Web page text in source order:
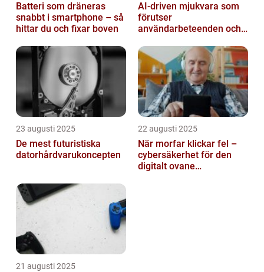
Batteri som dräneras
snabbt i smartphone – så
hittar du och fixar boven
AI-driven mjukvara som
förutser
användarbeteenden och
23 augusti 2025
De mest futuristiska
datorhårdvarukoncepten
22 augusti 2025
När morfar klickar fel –
cybersäkerhet för den
digitalt ovane
21 augusti 2025